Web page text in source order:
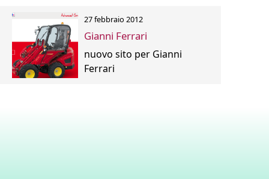
27 febbraio 2012
Gianni Ferrari
nuovo sito per Gianni
Ferrari